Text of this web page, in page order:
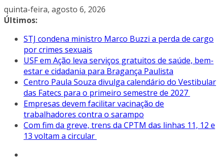
Pular
para
conteúdo
quinta-feira, agosto 6, 2026
Últimos:
STJ condena ministro Marco Buzzi a perda de cargo
por crimes sexuais
USF em Ação leva serviços gratuitos de saúde, bem-
estar e cidadania para Bragança Paulista
Centro Paula Souza divulga calendário do Vestibular
das Fatecs para o primeiro semestre de 2027
Empresas devem facilitar vacinação de
trabalhadores contra o sarampo
Com fim da greve, trens da CPTM das linhas 11, 12 e
13 voltam a circular